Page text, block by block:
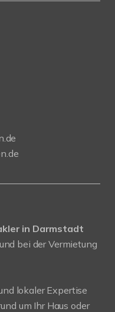
in Darmstadt
bei der Vermietung
lokaler Expertise
um Ihr Haus oder